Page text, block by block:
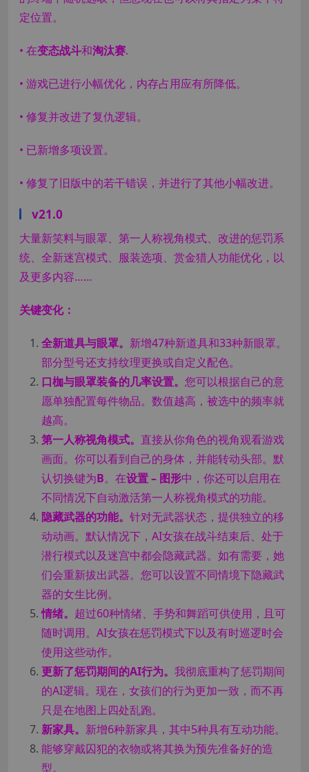
定位置。
• 在变态战斗和淘汰赛.
• 游戏已进行小幅优化，内存占用应有所降低。
• 修复并改进了复仇逻辑。
• 已新增多项设置。
• 修复了旧版中的若干错误，并进行了其他小幅改进。
v21.0
大量新笑料与眼罩、第一人称视角模式、改进的惩罚系
统、全新迷宫模式、服装选项、赏金猎人功能优化，以
及更多内容……
关键变化：
全新道具与眼罩。 新增47种新道具和33种新眼罩。
部分型号还支持纹理更换或自定义配色。
口枷与眼罩装备的几率设置。 您可以根据自己的意
愿单独配置每件物品。数值越高，被选中的频率就
越高。
第一人称视角模式。 直接从你角色的视角观看游戏
画面。你可以看到自己的身体，并能转动头部。默
认切换键为B。在设置 – 图形中，你还可以启用在
不同情况下自动激活第一人称视角模式的功能。
隐藏武器的功能。 针对无武器状态，提供独立的移
动动画。默认情况下，AI女孩在战斗结束后、处于
潜行模式以及迷宫中都会隐藏武器。如有需要，她
们会重新拔出武器。您可以设置不同情境下隐藏武
器的女生比例。
情绪。 超过60种情绪、手势和舞蹈可供使用，且可
随时调用。AI女孩在惩罚模式下以及有时巡逻时会
使用这些动作。
更新了惩罚期间的AI行为。 我彻底重构了惩罚期间
的AI逻辑。现在，女孩们的行为更加一致，而不再
只是在地图上四处乱跑。
新家具。 新增6种新家具，其中5种具有互动功能。
能够穿戴囚犯的衣物或将其换为预先准备好的造
型。